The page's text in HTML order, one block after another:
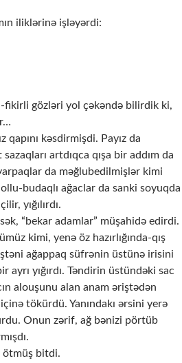
iliklərinə işləyərdi:
fikirli gözləri yol çəkəndə bilirdik ki,
qapını kəsdirmişdi. Payız da
artdıqca qışa bir addım da
da məğlubedilmişlər kimi
budaqlı ağaclar da sanki soyuqda
yığılırdı.
“bekar adamlar” müşahidə edirdi.
kimi, yenə öz hazırlığında-qış
ağappaq süfrənin üstünə irisini
ayrı yığırdı. Təndirin üstündəki sac
alouşunu alan anam əriştədən
tökürdü. Yanındakı ərsini yerə
Onun zərif, ağ bənizi pörtüb
ötmüş bitdi.